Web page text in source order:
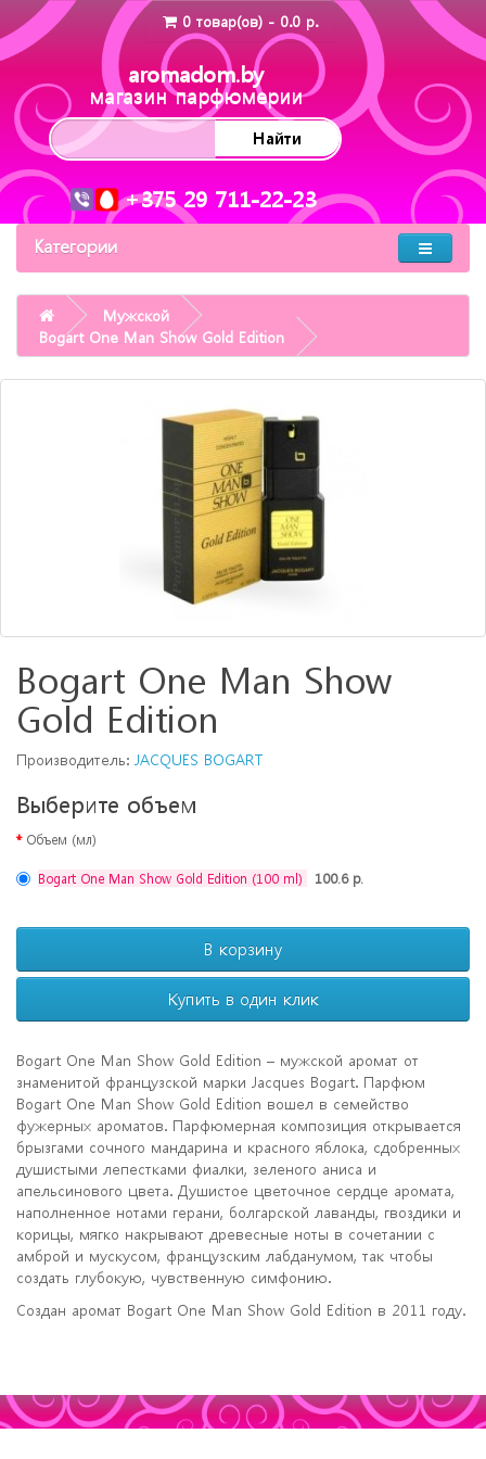
0 товар(ов) - 0.0 р.
aromadom.by
магазин парфюмерии
Найти
+375 29 711-22-23
Категории
Мужской
Bogart One Man Show Gold Edition
Bogart One Man Show
Gold Edition
Производитель: JACQUES BOGART
Выберите объем
Объем (мл)
Bogart One Man Show Gold Edition (100 ml) 100.6 р.
В корзину
Bogart One Man Show Gold Edition – мужской аромат от
знаменитой французской марки Jacques Bogart. Парфюм
Bogart One Man Show Gold Edition вошел в семейство
фужерных ароматов. Парфюмерная композиция открывается
брызгами сочного мандарина и красного яблока, сдобренных
душистыми лепестками фиалки, зеленого аниса и
апельсинового цвета. Душистое цветочное сердце аромата,
наполненное нотами герани, болгарской лаванды, гвоздики и
корицы, мягко накрывают древесные ноты в сочетании с
амброй и мускусом, французским лабданумом, так чтобы
создать глубокую, чувственную симфонию.
Создан аромат Bogart One Man Show Gold Edition в 2011 году.